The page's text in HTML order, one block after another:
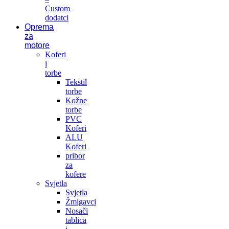
Custom
dodatci
Oprema
za
motore
Koferi
i
torbe
Tekstil
torbe
Kožne
torbe
PVC
Koferi
ALU
Koferi
pribor
za
kofere
Svjetla
Svjetla
Žmigavci
Nosači
tablica